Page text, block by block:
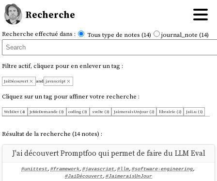
Recherche
Recherche effectué dans : Tous type de notes (14) journal_note (14)
Filtre actif, cliquez pour en enlever un tag :
JaiDécouvert and javascript
Cliquez sur un tag pour affiner votre recherche :
WebDev (4) JeMeDemande (3) coding (3) svelte (3) JaimeraisUnJour (2) librairie (2)
JaiLu (1)
unittest (1)
Résultat de la recherche (14 notes) :
J'ai découvert Promptfoo qui permet de faire du LLM Eval
#unittest, #framework, #javascript, #llm, #software-engineering,
#JaiDécouvert, #JaimeraisUnJour